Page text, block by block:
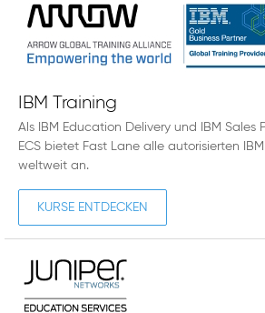
IBM Training
Als IBM Education Delivery und IBM Sales
ECS bietet Fast Lane alle autorisierten
weltweit an.
KURSE ENTDECKEN